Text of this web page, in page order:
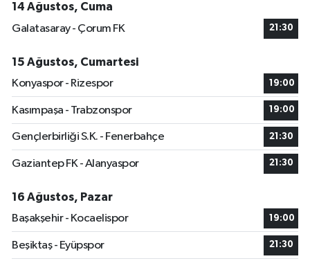
14 Ağustos, Cuma
Galatasaray - Çorum FK
21:30
15 Ağustos, Cumartesi
Konyaspor - Rizespor
19:00
Kasımpaşa - Trabzonspor 19:00
Gençlerbirliği S.K. - Fenerbahçe 21:30
Gaziantep FK - Alanyaspor 21:30
16 Ağustos, Pazar
Başakşehir - Kocaelispor
19:00
Beşiktaş - Eyüpspor 21:30